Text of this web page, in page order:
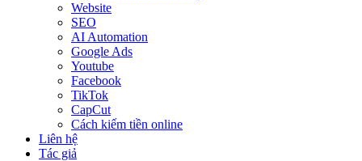
Website
SEO
AI Automation
Google Ads
Youtube
Facebook
TikTok
CapCut
Cách kiếm tiền online
Liên hệ
Tác giả